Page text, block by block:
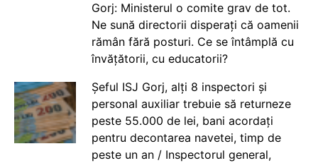
Gorj: Ministerul o comite grav de tot.
Ne sună directorii disperați că oamenii
rămân fără posturi. Ce se întâmplă cu
învățătorii, cu educatorii?
Șeful ISJ Gorj, alți 8 inspectori și
personal auxiliar trebuie să returneze
peste 55.000 de lei, bani acordați
pentru decontarea navetei, timp de
peste un an / Inspectorul general,